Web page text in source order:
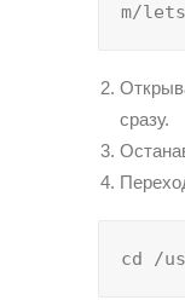
m/
сразу.
cd /